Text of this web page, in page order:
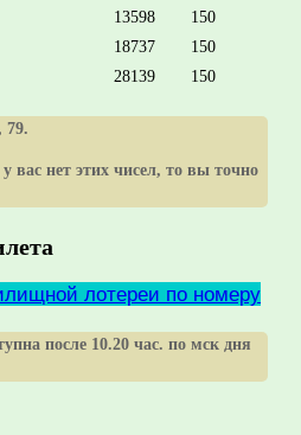
13598
150
18737
150
28139 150
79.
вас нет этих чисел, то вы точно
лотереи по номеру
после 10.20 час. по мск дня